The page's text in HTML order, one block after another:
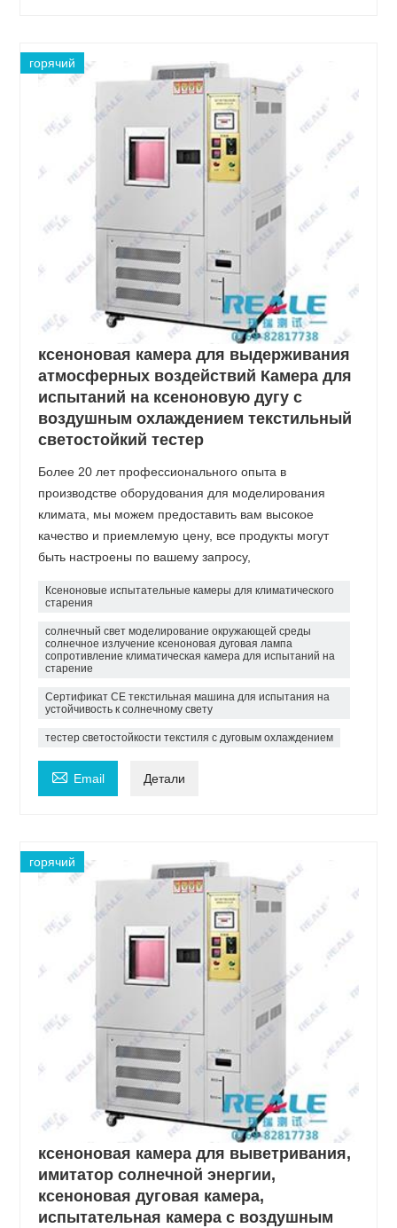
горячий
ксеноновая камера для выдерживания
атмосферных воздействий Камера для
испытаний на ксеноновую дугу с
воздушным охлаждением текстильный
светостойкий тестер
Более 20 лет профессионального опыта в
производстве оборудования для моделирования
климата, мы можем предоставить вам высокое
качество и приемлемую цену, все продукты могут
быть настроены по вашему запросу,
Ксеноновые испытательные камеры для климатического
старения
солнечный свет моделирование окружающей среды
солнечное излучение ксеноновая дуговая лампа
сопротивление климатическая камера для испытаний на
старение
Сертификат CE текстильная машина для испытания на
устойчивость к солнечному свету
тестер светостойкости текстиля с дуговым охлаждением
 Email Детали
горячий
ксеноновая камера для выветривания,
имитатор солнечной энергии,
ксеноновая дуговая камера,
испытательная камера с воздушным